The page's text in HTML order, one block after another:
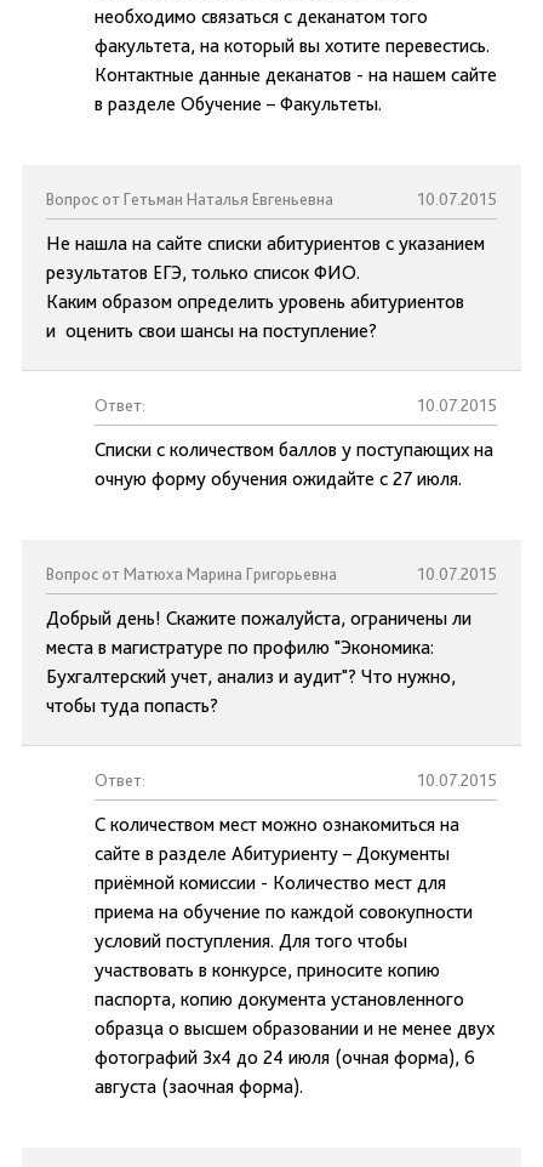
необходимо связаться с деканатом того
факультета, на который вы хотите перевестись.
Контактные данные деканатов - на нашем сайте
в разделе Обучение – Факультеты.
Вопрос от Гетьман Наталья Евгеньевна 10.07.2015
Не нашла на сайте списки абитуриентов с указанием
результатов ЕГЭ, только список ФИО.
Каким образом определить уровень абитуриентов
и оценить свои шансы на поступление?
Ответ: 10.07.2015
Списки с количеством баллов у поступающих на
очную форму обучения ожидайте с 27 июля.
Вопрос от Матюха Марина Григорьевна 10.07.2015
Добрый день! Скажите пожалуйста, ограничены ли
места в магистратуре по профилю "Экономика:
Бухгалтерский учет, анализ и аудит"? Что нужно,
чтобы туда попасть?
Ответ: 10.07.2015
С количеством мест можно ознакомиться на
сайте в разделе Абитуриенту – Документы
приёмной комиссии - Количество мест для
приема на обучение по каждой совокупности
условий поступления. Для того чтобы
участвовать в конкурсе, приносите копию
паспорта, копию документа установленного
образца о высшем образовании и не менее двух
фотографий 3х4 до 24 июля (очная форма), 6
августа (заочная форма).